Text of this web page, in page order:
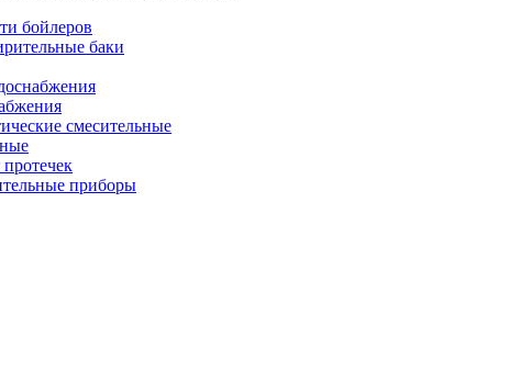
бойлеров
баки
смесительные
приборы